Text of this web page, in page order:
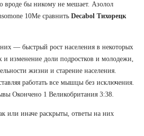
вроде бы никому не мешает. Азолол
10Me сравнить Decabol Тихорецк
— быстрый рост населения в некоторых
и изменение доли подростков и молодежи,
жизни и старение населения.
работать все мышцы без исключения.
Окончено 1 Великобритания 3:38.
или иначе раскрыты, ответы на них